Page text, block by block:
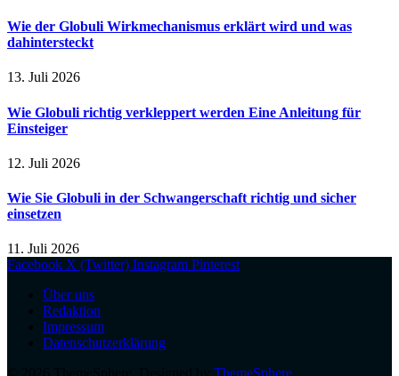
Wie der Globuli Wirkmechanismus erklärt wird und was
dahintersteckt
13. Juli 2026
Wie Globuli richtig verkleppert werden Eine Anleitung für
Einsteiger
12. Juli 2026
Wie Sie Globuli in der Schwangerschaft richtig und sicher
einsetzen
11. Juli 2026
Facebook X (Twitter) Instagram Pinterest
Über uns
Redaktion
Impressum
Datenschutzerklärung